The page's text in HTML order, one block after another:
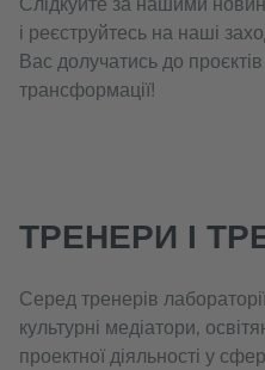
і реєструйтесь на наші
Вас долучатись до
трансформації!
ТРЕНЕРИ І
Серед тренерів
культурні медіатори,
проектної діяльності у